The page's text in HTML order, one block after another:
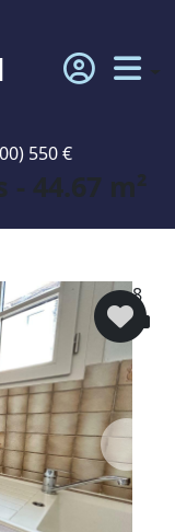
550 €
44.67 m²
8